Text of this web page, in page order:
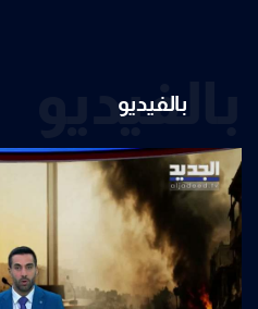
بالفيديو
بالفيديو